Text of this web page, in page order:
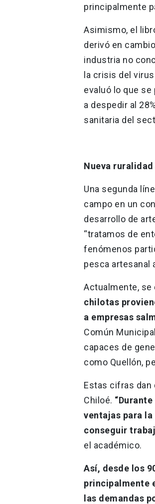
principalmente
Asimismo, el
derivó en
industria no
la crisis del
evaluó lo que se
a despedir al
sanitaria del
Nueva
Una segunda
campo en un
desarrollo de
“tratamos de
fenómenos
pesca artesanal
Actualmente, se
chilotas
a empresas
Común
capaces de
como Quellón,
Estas cifras dan
Chiloé.
ventajas para
conseguir
el académico.
Así, desde los
principalmente
las demandas